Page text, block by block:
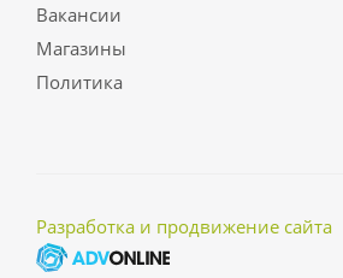
Вакансии
Магазины
Политика
Разработка и продвижение сайта